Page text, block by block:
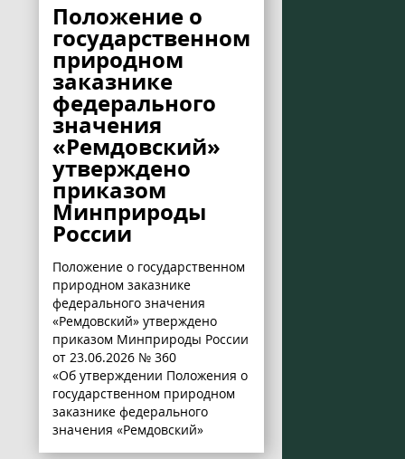
Положение о
государственном
природном
заказнике
федерального
значения
«Ремдовский»
утверждено
приказом
Минприроды
России
Положение о государственном
природном заказнике
федерального значения
«Ремдовский» утверждено
приказом Минприроды России
от 23.06.2026 № 360
«Об утверждении Положения о
государственном природном
заказнике федерального
значения «Ремдовский»